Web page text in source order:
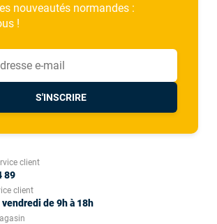
nouveautés normandes :
!
S'INSCRIRE
client
89
client
de 9h à 18h